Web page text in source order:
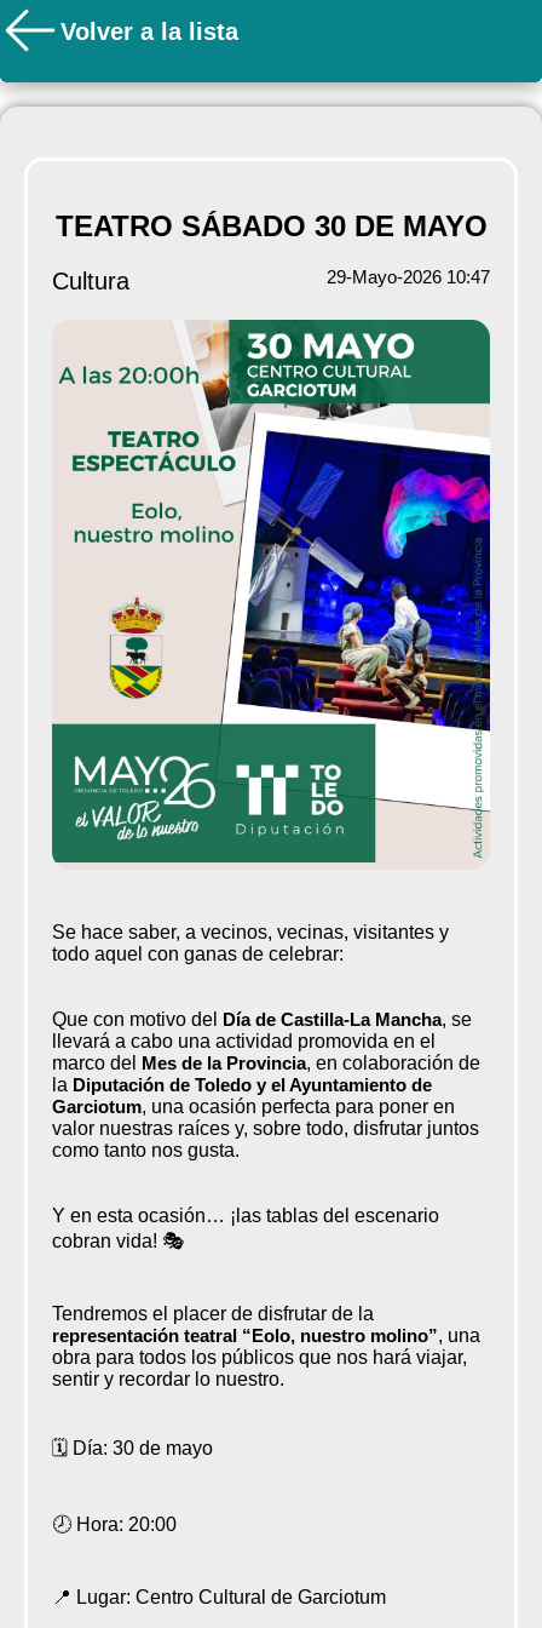
Volver a la lista
TEATRO SÁBADO 30 DE MAYO
Cultura 29-Mayo-2026 10:47
Se hace saber, a vecinos, vecinas, visitantes y
todo aquel con ganas de celebrar:
Que con motivo del Día de Castilla-La Mancha, se
llevará a cabo una actividad promovida en el
marco del Mes de la Provincia, en colaboración de
la Diputación de Toledo y el Ayuntamiento de
Garciotum, una ocasión perfecta para poner en
valor nuestras raíces y, sobre todo, disfrutar juntos
como tanto nos gusta.
Y en esta ocasión… ¡las tablas del escenario
cobran vida! 🎭
Tendremos el placer de disfrutar de la
representación teatral “Eolo, nuestro molino”, una
obra para todos los públicos que nos hará viajar,
sentir y recordar lo nuestro.
🗓️ Día: 30 de mayo
🕗 Hora: 20:00
📍 Lugar: Centro Cultural de Garciotum